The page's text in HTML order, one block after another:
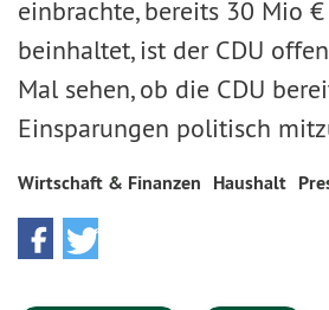
einbrachte, bereits 30 Mio
beinhaltet, ist der CDU
Mal sehen, ob die CDU
Einsparungen politisch
Wirtschaft & Finanzen Haushalt